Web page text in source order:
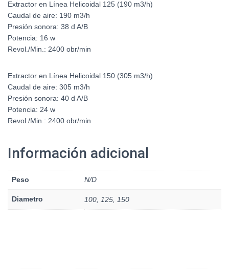
Extractor en Línea Helicoidal 125 (190 m3/h)
Caudal de aire: 190 m3/h
Presión sonora: 38 d A/B
Potencia: 16 w
Revol./Min.: 2400 obr/min
Extractor en Línea Helicoidal 150 (305 m3/h)
Caudal de aire: 305 m3/h
Presión sonora: 40 d A/B
Potencia: 24 w
Revol./Min.: 2400 obr/min
Información adicional
Peso N/D
Diametro 100, 125, 150